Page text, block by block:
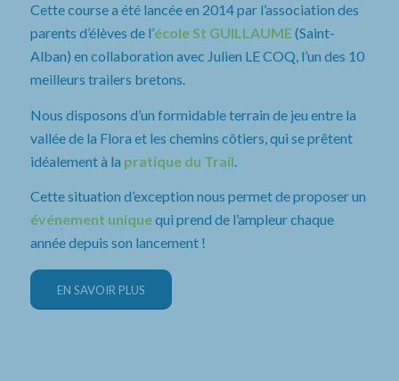
Cette course a été lancée en 2014 par l’association des
parents d’élèves de l’école St GUILLAUME(Saint-
Alban) en collaboration avec Julien LE COQ, l’un des 10
meilleurs trailers bretons.
Nous disposons d’un formidable terrain de jeu entre la
vallée de la Flora et les chemins côtiers, qui se prêtent
idéalement à la pratique du Trail
Cette situation d’exception nous permet de proposer un
événement uniquequi prend de l’ampleur chaque
année depuis son lancement !
EN SAVOIR PLUS